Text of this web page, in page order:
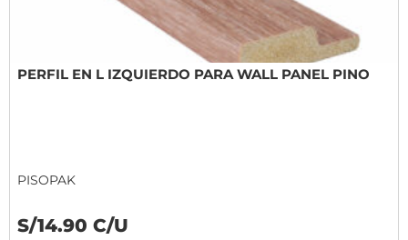
PERFIL EN L IZQUIERDO PARA WALL PANEL PINO
PISOPAK
S/14.90 C/U